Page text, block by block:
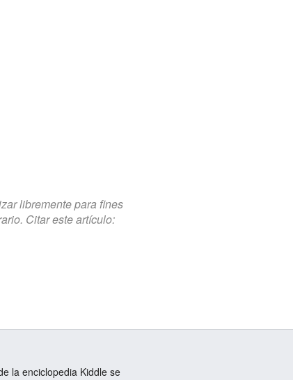
libremente para fines
Citar este artículo:
la enciclopedia Kiddle se